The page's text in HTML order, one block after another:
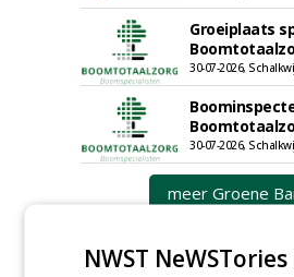
Groeiplaats
30-07-2026,
30-07-2026,
meer Groene
NWST NeWSTories